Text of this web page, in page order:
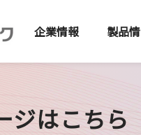
企業情報 製品
ジはこちら